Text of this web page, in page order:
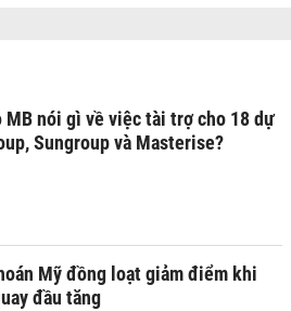
MB nói gì về việc tài trợ cho 18 dự
Sungroup và Masterise?
Mỹ đồng loạt giảm điểm khi
đầu tăng